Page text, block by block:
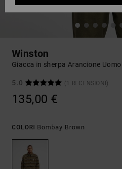
Winston
Giacca in sherpa Arancione Uomo
5.0 (1 RECENSIONI)
135,00 €
COLORI Bombay Brown